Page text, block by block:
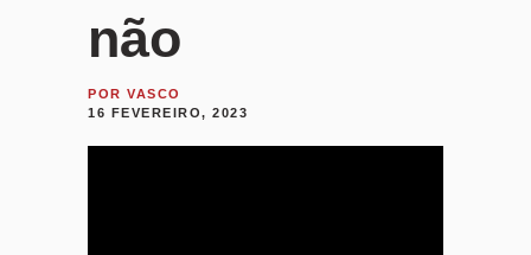
s
t
não
POR VASCO
16 FEVEREIRO, 2023